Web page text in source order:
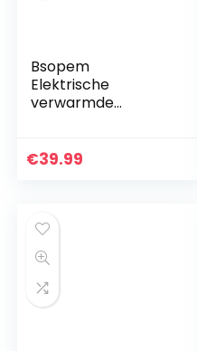
Bsopem
Elektrische
verwarmde
oplaadbare warme
functie…
€39.99